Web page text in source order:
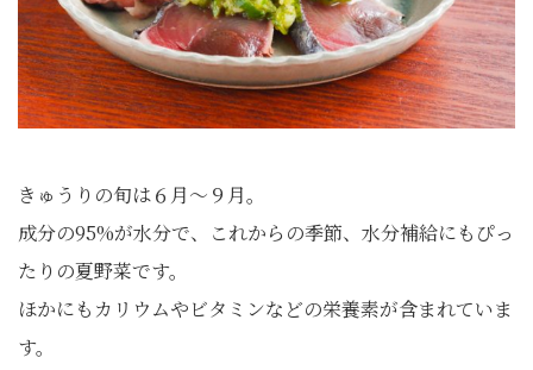
きゅうりの旬は６月～９月。
成分の95%が水分で、これからの季節、水分補給にもぴっ
たりの夏野菜です。
ほかにもカリウムやビタミンなどの栄養素が含まれていま
す。